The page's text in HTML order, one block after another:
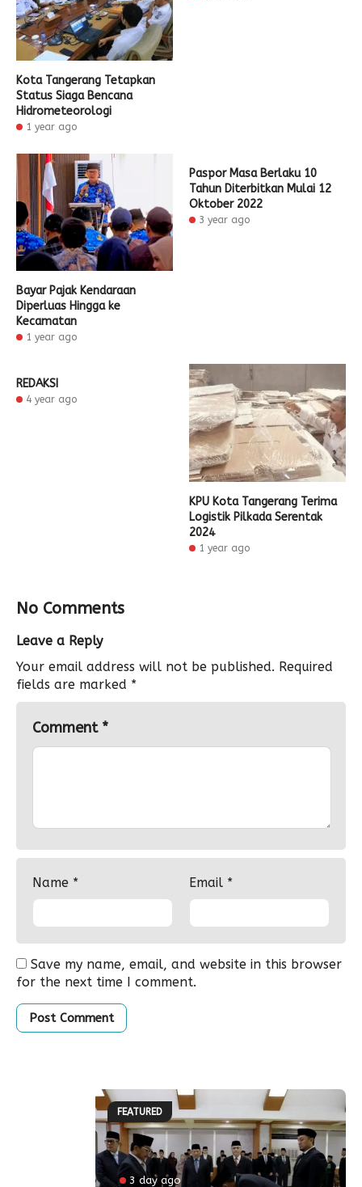
Kota Tangerang Tetapkan
Status Siaga Bencana
Hidrometeorologi
1 year ago
Bayar Pajak Kendaraan
Diperluas Hingga ke
Kecamatan
1 year ago
Paspor Masa Berlaku 10
Tahun Diterbitkan Mulai 12
Oktober 2022
3 year ago
REDAKSI
4 year ago
KPU Kota Tangerang Terima
Logistik Pilkada Serentak
2024
1 year ago
No Comments
Leave a Reply
Your email address will not be published. Required
fields are marked *
Comment *
Name * Email *
Save my name, email, and website in this browser
for the next time I comment.
FEATURED
3 day ago